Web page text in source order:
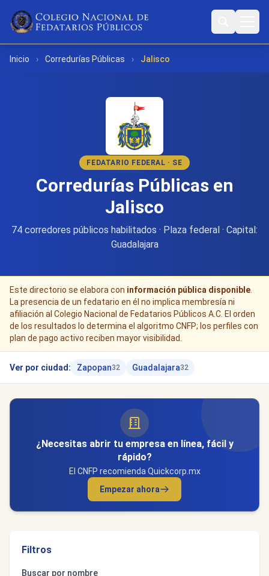
Inicio › Corredurías Públicas › Jalisco
FEDATARIO FEDERAL · SE
Corredurías Públicas en
Jalisco
74 corredores públicos habilitados · Plaza federal · Capital:
Guadalajara
Este directorio se elabora con información pública disponible
La presencia de un fedatario en él no implica membresía ni
afiliación al Colegio Nacional de Fedatarios Públicos A.C. El orden
de los resultados lo determina el algoritmo CNFP; los perfiles con
plan de pago activo reciben mayor visibilidad.
Ver por ciudad: Zapopan32 Guadalajara32
¿Necesitas abrir tu empresa en línea, fácil y
rápido?
El CNFP recomienda Quickcorp.mx
Empezar ahora
Filtros
Buscar por nombre